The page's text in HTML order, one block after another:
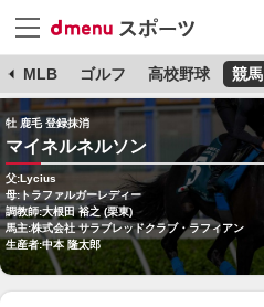
MLB ゴルフ 高校野球 競馬
牡 鹿毛 登録抹消
マイネルネルソン
父:Lycius
母:トラファルガーレディー
調教師:大根田 裕之 (栗東)
馬主:株式会社 サラブレッドクラブ・ラフィアン
生産者:中本 隆太郎